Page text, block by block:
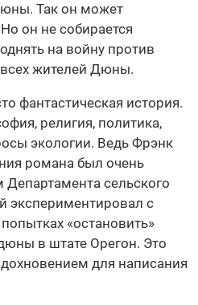
Так он может
он не собирается
на войну против
жителей Дюны.
фантастическая история.
религия, политика,
экологии. Ведь Фрэнк
романа был очень
сельского
экспериментировал с
«остановить»
в штате Орегон. Это
для написания